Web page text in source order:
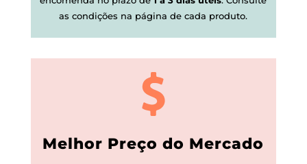
as condições na página de cada produto.
Melhor Preço do Mercado